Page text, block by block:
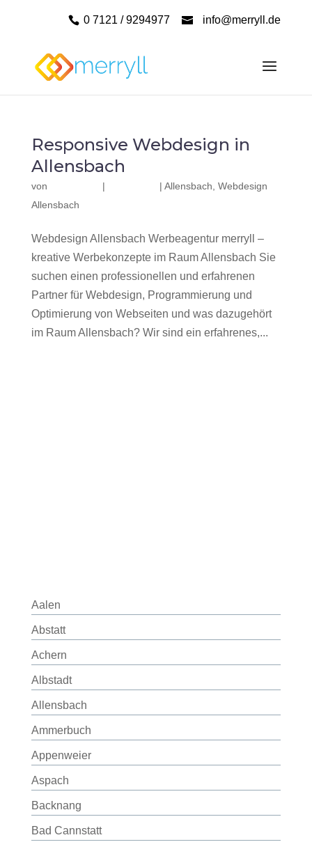
0 7121 / 9294977 info@merryll.de
Responsive Webdesign in
Allensbach
von | | Allensbach Webdesign
Allensbach
Webdesign Allensbach Werbeagentur merryll –
kreative Werbekonzepte im Raum Allensbach Sie
suchen einen professionellen und erfahrenen
Partner für Webdesign, Programmierung und
Optimierung von Webseiten und was dazugehört
im Raum Allensbach? Wir sind ein erfahrenes,...
Aalen
Abstatt
Achern
Albstadt
Allensbach
Ammerbuch
Appenweier
Aspach
Backnang
Bad Cannstatt